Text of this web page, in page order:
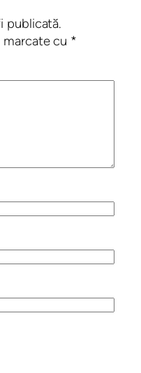
publicată.
cu *